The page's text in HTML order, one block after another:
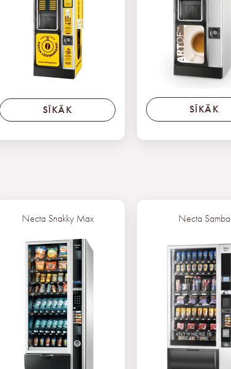
SĪKĀK SĪKĀK
Necta Snakky Max Necta Samba